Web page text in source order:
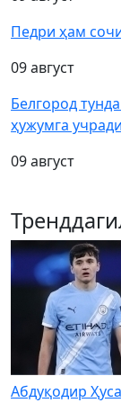
Педри ҳам
09 август
Белгород
ҳужумга учради
09 август
Абдуқодир